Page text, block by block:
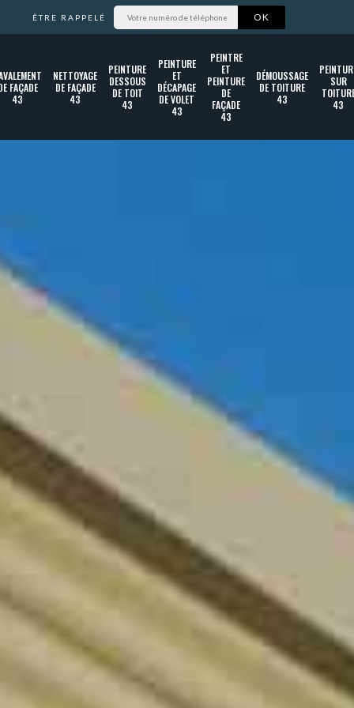
ÊTRE RAPPELÉ
FAÇADE
43
NETTOYAGE
DE FAÇADE
43
PEINTURE
DESSOUS
DE TOIT
43
PEINTURE
ET
DÉCAPAGE
DE VOLET
43
PEINTRE
ET
PEINTURE
DE
FAÇADE
43
DÉMOUSSAGE
DE TOITURE
43
SUR
43